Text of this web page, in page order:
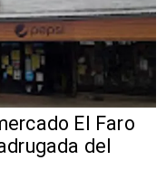
El Faro
del